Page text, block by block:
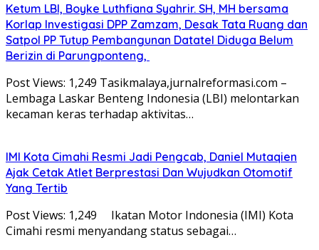
Ketum LBI, Boyke Luthfiana Syahrir. SH, MH bersama
Korlap Investigasi DPP Zamzam, Desak Tata Ruang dan
Satpol PP Tutup Pembangunan Datatel Diduga Belum
Berizin di Parungponteng,
Post Views: 1,249 Tasikmalaya,jurnalreformasi.com –
Lembaga Laskar Benteng Indonesia (LBI) melontarkan
kecaman keras terhadap aktivitas…
IMI Kota Cimahi Resmi Jadi Pengcab, Daniel Mutaqien
Ajak Cetak Atlet Berprestasi Dan Wujudkan Otomotif
Yang Tertib
Post Views: 1,249 Ikatan Motor Indonesia (IMI) Kota
Cimahi resmi menyandang status sebagai…